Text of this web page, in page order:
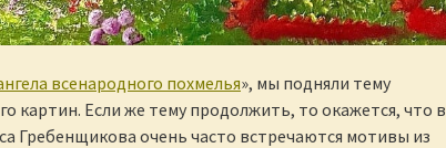
всенародного похмелья», мы подняли тему
картин. Если же тему продолжить, то окажется, что в
Гребенщикова очень часто встречаются мотивы из